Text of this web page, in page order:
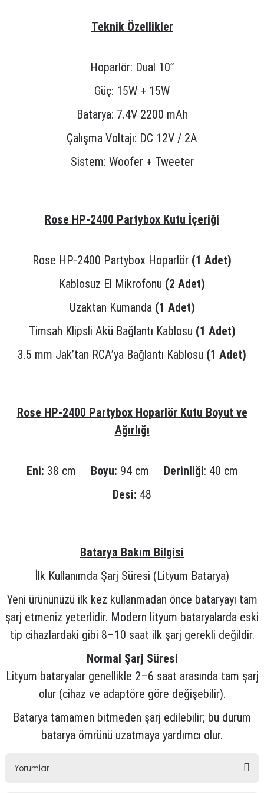
Teknik Özellikler
Hoparlör: Dual 10”
Güç: 15W + 15W
Batarya: 7.4V 2200 mAh
Çalışma Voltajı: DC 12V / 2A
Sistem: Woofer + Tweeter
Rose HP-2400 Partybox Kutu İçeriği
Rose HP-2400 Partybox Hoparlör (1 Adet)
Kablosuz El Mikrofonu (2 Adet)
Uzaktan Kumanda (1 Adet)
Timsah Klipsli Akü Bağlantı Kablosu (1 Adet)
3.5 mm Jak’tan RCA’ya Bağlantı Kablosu (1 Adet)
Rose HP-2400 Partybox Hoparlör Kutu Boyut ve
Ağırlığı
Eni: 38 cm Boyu: 94 cm Derinliği: 40 cm
Desi: 48
Batarya Bakım Bilgisi
İlk Kullanımda Şarj Süresi (Lityum Batarya)
Yeni ürününüzü ilk kez kullanmadan önce bataryayı tam
şarj etmeniz yeterlidir. Modern lityum bataryalarda eski
tip cihazlardaki gibi 8–10 saat ilk şarj gerekli değildir.
Normal Şarj Süresi
Lityum bataryalar genellikle 2–6 saat arasında tam şarj
olur (cihaz ve adaptöre göre değişebilir).
Batarya tamamen bitmeden şarj edilebilir; bu durum
batarya ömrünü uzatmaya yardımcı olur.
Yorumlar